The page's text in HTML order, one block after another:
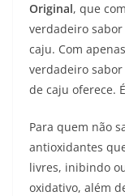
Original, que
verdadeiro
caju. Com
verdadeiro
de caju oferece.
Para quem não
antioxidantes
livres, inibindo
oxidativo, além